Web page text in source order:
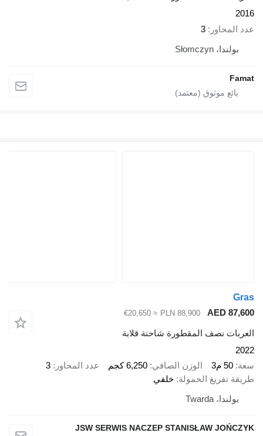
2016
عدد المحاور
3
بولندا، Słomczyn
Famat
Gras
AED 87,600
PLN 88,900
≈ €20,650
العربات نصف المقطورة شاحنة قلابة
2022
سعة 50 م3 الوزن الصافي 6,250 كجم عدد المحاور
3
طريقة تفريغ الحمولة خلفي
بولندا، Twarda
JSW SERWIS NACZEP STANISŁAW JOŃCZYK